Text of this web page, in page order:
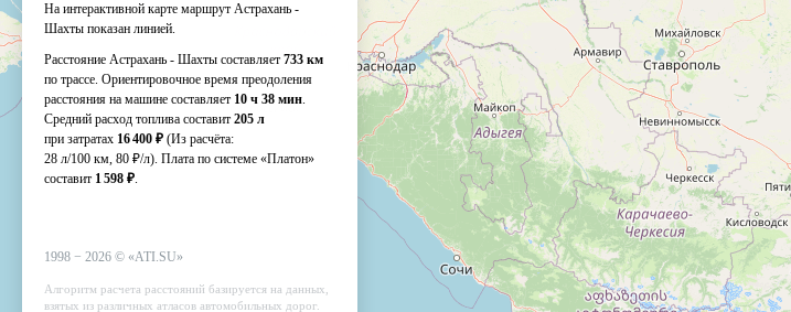
На интерактивной карте маршрут Астрахань -
Шахты показан линией.
Расстояние Астрахань - Шахты составляет 733 км
по трассе. Ориентировочное время преодоления
расстояния на машине составляет 10 ч 38 мин.
Средний расход топлива составит 205 л
при затратах 16 400 ₽ (Из расчёта:
28 л/100 км, 80 ₽/л). Плата по системе «Платон»
составит 1 598 ₽.
1998 − 2026 © «ATI.SU»
Алгоритм расчета расстояний базируется на данных,
взятых из различных атласов автомобильных дорог.